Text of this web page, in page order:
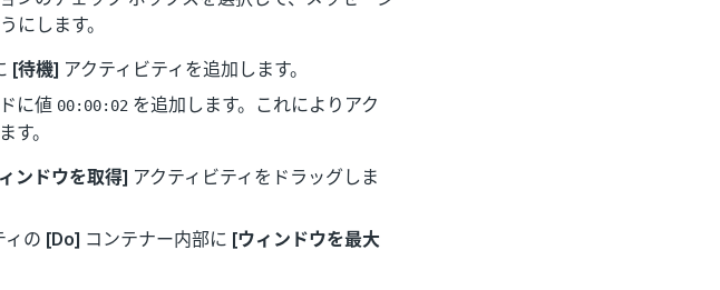
にします。
[待機] アクティビティを追加します。
に値 00:00:02 を追加します。これによりアク
す。
ンドウを取得] アクティビティをドラッグしま
ィの [Do] コンテナー内部に [ウィンドウを最大